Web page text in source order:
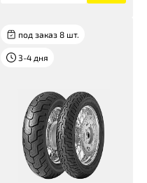
под заказ 8 шт.
3-4 дня